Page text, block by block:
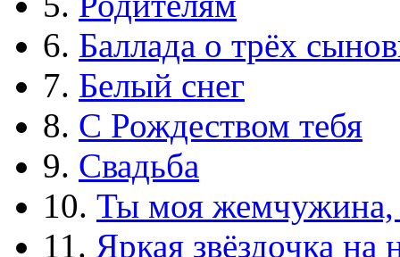
6. Баллада о трёх
7. Белый снег
8. С Рождеством тебя
9. Свадьба
10. Ты моя жемчужина,
11. Яркая звёздочка на